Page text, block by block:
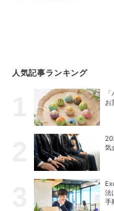
人気記事ランキング
お
気
法
手